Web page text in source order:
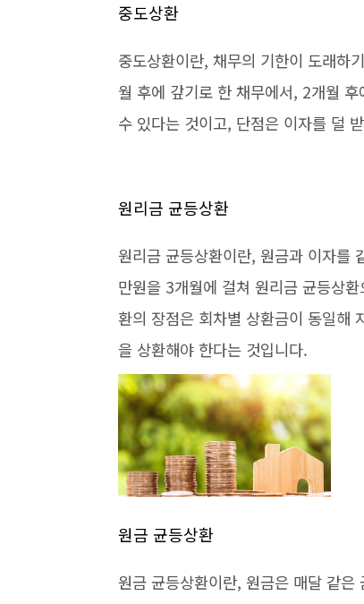
중도상환
중도상환이란, 채무의 기한이 도래하
월 후에 갚기로 한 채무에서, 2개월
수 있다는 것이고, 단점은 이자를 덜
원리금 균등상환
원리금 균등상환이란, 원금과 이자를
만원을 3개월에 걸쳐 원리금 균등상
환의 장점은 회차별 상환금이 동일해
을 상환해야 한다는 것입니다.
원금 균등상환
원금 균등상환이란, 원금은 매달 같